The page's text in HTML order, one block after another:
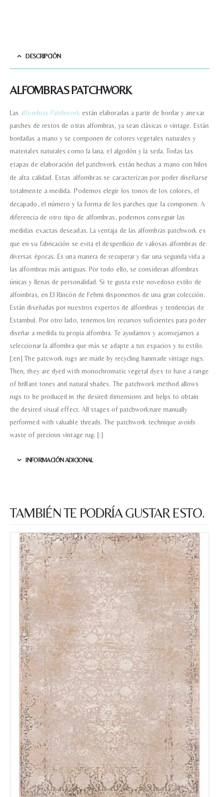
DESCRIPCIÓN
ALFOMBRAS PATCHWORK
Las alfombras Patchwork están elaboradas a partir de bordar y anexar
parches de restos de otras alfombras, ya sean clásicas o vintage. Están
bordadas a mano y se componen de colores vegetales naturales y
materiales naturales como la lana, el algodón y la seda.Todas las
etapas de elaboración del patchwork están hechas a mano con hilos
de alta calidad. Estas alfombras se caracterizan por poder diseñarse
totalmente a medida. Podemos elegir los tonos de los colores, el
decapado, el número y la forma de los parches que la componen. A
diferencia de otro tipo de alfombras, podemos conseguir las
medidas exactas deseadas. La ventaja de las alfombras patchwork es
que en su fabricación se evita el desperdicio de valiosas alfombras de
diversas épocas. Es una manera de recuperar y dar una segunda vida a
las alfombras más antiguas. Por todo ello, se consideran alfombras
únicas y llenas de personalidad. Si te gusta este novedoso estilo de
alfombras, en El Rincón de Fehmi disponemos de una gran colección.
Están diseñadas por nuestros expertos de alfombras y tendencias de
Estambul. Por otro lado, tenemos los recursos suficientes para poder
diseñar a medida tu propia alfombra. Te ayudamos y aconsejamos a
seleccionar la alfombra que más se adapte a tus espacios y tu estilo.
[:en] The patcwork rugs are made by recycling hanmade vintage rugs.
Then, they are dyed with monochromatic vegetal dyes to have a range
of brillant tones and natural shades. The patchwork method allows
rugs to be produced in the desired dimensions and helps to obtain
the desired visual effect. All stages of patchworknare manually
performed with valuable threads. The patchwork technique avoids
waste of precious vintage rug. [:]
INFORMACIÓN ADICIONAL
TAMBIÉN TE PODRÍA GUSTAR ESTO.
Nombre y apellido*
Correo electronico
Nombre y Referencia del producto*
Acuerdo RGPD *
Doy mi consentimiento para que
puedan responder a mi petición.